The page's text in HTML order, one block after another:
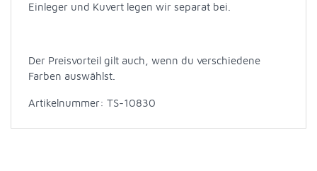
Einleger und Kuvert legen wir separat bei.
Der Preisvorteil gilt auch, wenn du verschiedene
Farben auswählst.
Artikelnummer: TS-10830